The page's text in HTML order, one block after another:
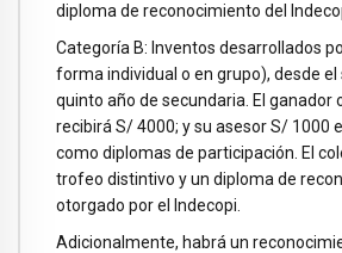
diploma de reconocimiento del
Categoría B: Inventos desarrollados
forma individual o en grupo), desde el
quinto año de secundaria. El ganador
recibirá S/ 4000; y su asesor S/ 1000
como diplomas de participación. El
trofeo distintivo y un diploma de
otorgado por el Indecopi.
Adicionalmente, habrá un